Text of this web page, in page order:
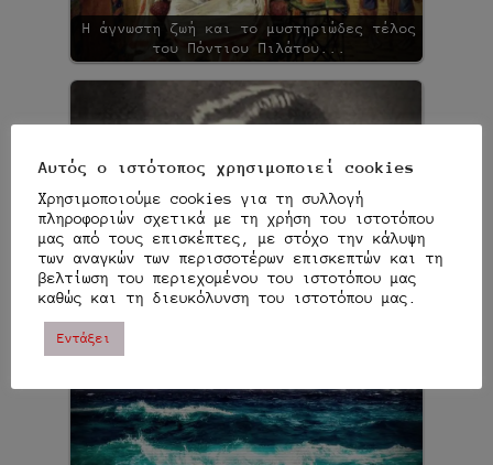
Η άγνωστη ζωή και το μυστηριώδες τέλος
του Πόντιου Πιλάτου...
Το Μουσείο των Εγκεφάλων του Έλληνα
Ψυχιάτρου Κωνσταντίνου φον Οικονόμου…
Αυτός ο ιστότοπος χρησιμοποιεί cookies
Χρησιμοποιούμε cookies για τη συλλογή
πληροφοριών σχετικά με τη χρήση του ιστοτόπου
μας από τους επισκέπτες, με στόχο την κάλυψη
των αναγκών των περισσοτέρων επισκεπτών και τη
βελτίωση του περιεχομένου του ιστοτόπου μας
καθώς και τη διευκόλυνση του ιστοτόπου μας.
Εντάξει